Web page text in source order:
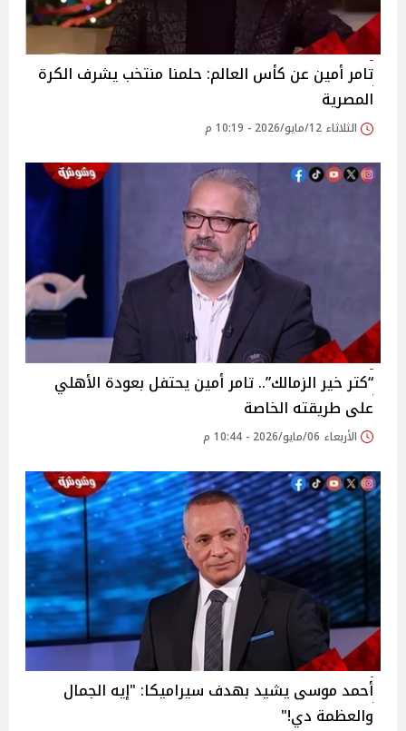
تامر أمين عن كأس العالم: حلمنا منتخب يشرف الكرة
المصرية
الثلاثاء 12/مايو/2026 - 10:19 م
“كتر خير الزمالك”.. تامر أمين يحتفل بعودة الأهلي
على طريقته الخاصة
الأربعاء 06/مايو/2026 - 10:44 م
أحمد موسى يشيد بهدف سيراميكا: "إيه الجمال
والعظمة دي!"